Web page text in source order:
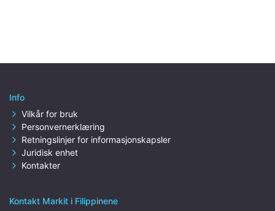
Info
Vilkår for bruk
Personvernerklæring
Retningslinjer for informasjonskapsler
Juridisk enhet
Kontakter
Kontakt Markit i Filippinene